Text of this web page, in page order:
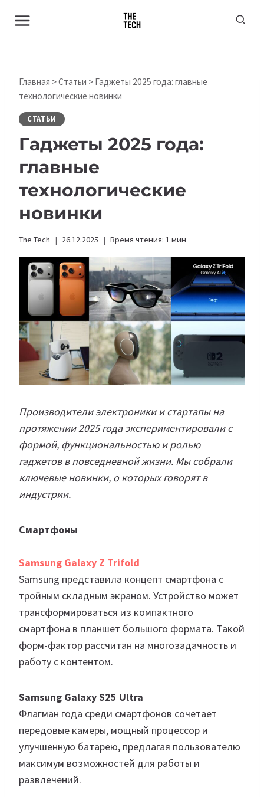
Главная >Статьи > Гаджеты 2025 года: главные
технологические новинки
СТАТЬИ
Гаджеты 2025 года:
главные
технологические
новинки
The Tech 26.12.2025 Время чтения: 1 мин
Производители электроники и стартапы на
протяжении 2025 года экспериментировали с
формой, функциональностью и ролью
гаджетов в повседневной жизни. Мы собрали
ключевые новинки, о которых говорят в
индустрии.
Смартфоны
Samsung Galaxy Z Trifold
Samsung представила концепт смартфона с
тройным складным экраном. Устройство может
трансформироваться из компактного
смартфона в планшет большого формата. Такой
форм-фактор рассчитан на многозадачность и
работу с контентом.
Samsung Galaxy S25 Ultra
Флагман года среди смартфонов сочетает
передовые камеры, мощный процессор и
улучшенную батарею, предлагая пользователю
максимум возможностей для работы и
развлечений.